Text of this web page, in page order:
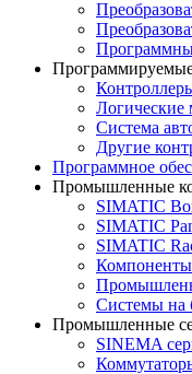
Логические
Система
Другие
Программное
Промышленные
SIMATIC
SIMATIC
SIMATIC
Системы на
Промышленные
SINEMA